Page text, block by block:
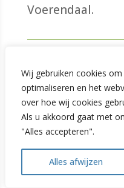
Wij gebruiken cookies
optimaliseren en het
over hoe wij cookies
Als u akkoord gaat met
"Alles accepteren".
Alles afwijzen
Voerendaal.
Samenwerking